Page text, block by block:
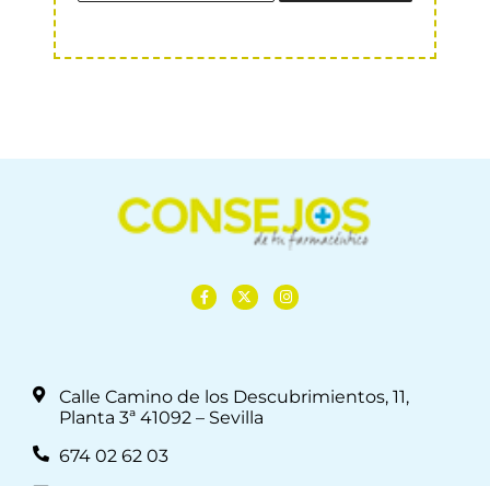
Calle Camino de los Descubrimientos, 11,
Planta 3ª 41092 – Sevilla
674 02 62 03